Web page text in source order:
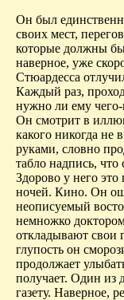
Он был
своих мест,
которые должны
наверное, уже
Стюардесса
Каждый раз,
нужно ли ему чего-
Он смотрит в
какого никогда не
руками, словно
табло надпись, что
Здорово у него
ночей. Кино. Он
неописуемый
немножко
откладывают свои
глупость он
продолжает
получает. Один из
газету.